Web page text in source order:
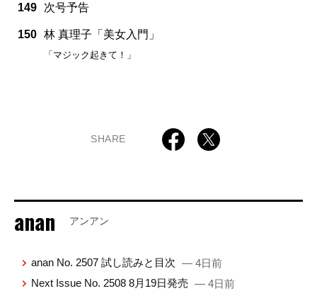
149 次号予告
150 林 真理子「美女入門」
「マジック起きて！」
SHARE
anan アンアン
anan No. 2507 試し読みと目次 — 4日前
Next Issue No. 2508 8月19日発売 — 4日前